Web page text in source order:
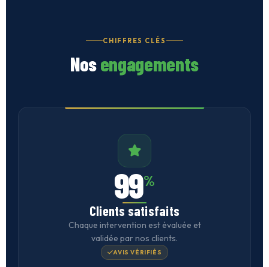
CHIFFRES CLÉS
Nosengagements
99%
Clients satisfaits
Chaque intervention est évaluée et
validée par nos clients.
AVIS VÉRIFIÉS